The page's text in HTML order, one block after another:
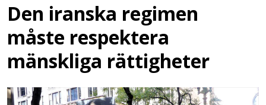
Den iranska regimen
måste respektera
mänskliga rättigheter